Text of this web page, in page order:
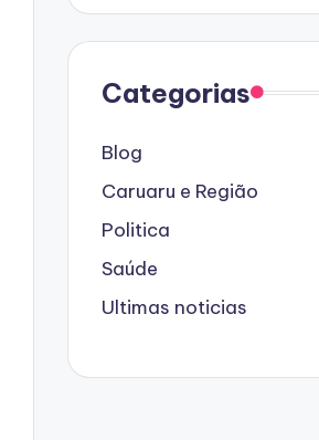
Categorias
Blog
Caruaru e Região
Politica
Saúde
Ultimas noticias